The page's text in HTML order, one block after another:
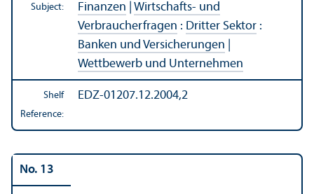
Subject: Finanzen
Wirtschafts- und
Verbraucherfragen : Dritter Sektor :
Banken und Versicherungen
Wettbewerb und Unternehmen
Shelf
Reference:
EDZ-01207.12.2004,2
No. 13